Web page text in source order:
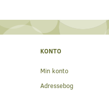
KONTO
Min konto
Adressebog